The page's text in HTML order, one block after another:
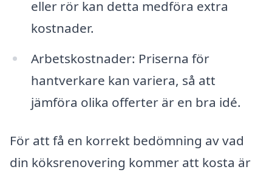
eller rör kan detta medföra extra
kostnader.
Arbetskostnader: Priserna för
hantverkare kan variera, så att
jämföra olika offerter är en bra idé.
För att få en korrekt bedömning av vad
din köksrenovering kommer att kosta är